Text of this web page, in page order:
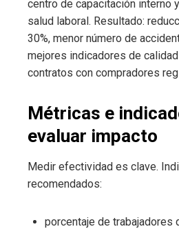
centro de capacitación interno
salud laboral. Resultado:
30%, menor número de
mejores indicadores de
contratos con compradores
Métricas e
evaluar impacto
Medir efectividad es clave.
recomendados:
porcentaje de trabajadores